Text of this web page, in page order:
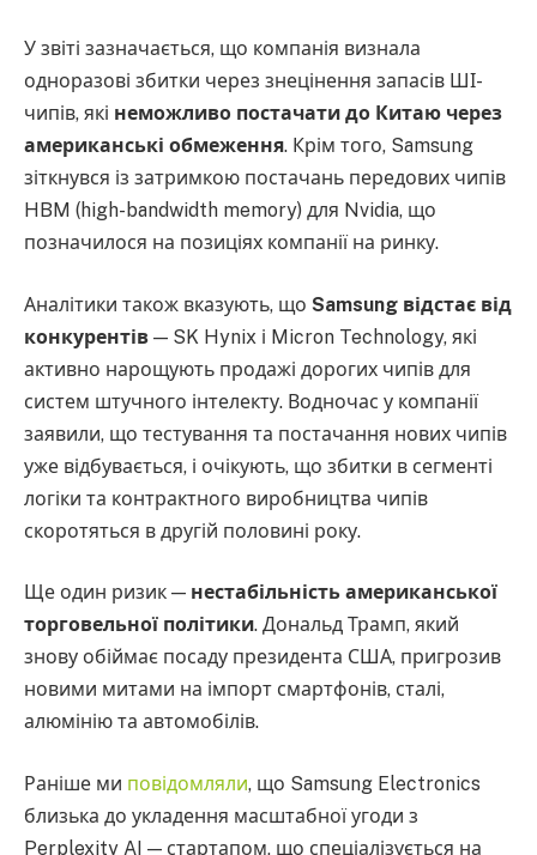
У звіті зазначається, що компанія визнала
одноразові збитки через знецінення запасів ШІ-
чипів, які неможливо постачати до Китаю через
американські обмеження. Крім того, Samsung
зіткнувся із затримкою постачань передових чипів
HBM (high-bandwidth memory) для Nvidia, що
позначилося на позиціях компанії на ринку.
Аналітики також вказують, що Samsung відстає від
конкурентів — SK Hynix і Micron Technology, які
активно нарощують продажі дорогих чипів для
систем штучного інтелекту. Водночас у компанії
заявили, що тестування та постачання нових чипів
уже відбувається, і очікують, що збитки в сегменті
логіки та контрактного виробництва чипів
скоротяться в другій половині року.
Ще один ризик — нестабільність американської
торговельної політики. Дональд Трамп, який
знову обіймає посаду президента США, пригрозив
новими митами на імпорт смартфонів, сталі,
алюмінію та автомобілів.
Раніше ми повідомляли, що Samsung Electronics
близька до укладення масштабної угоди з
Perplexity AI — стартапом, що спеціалізується на